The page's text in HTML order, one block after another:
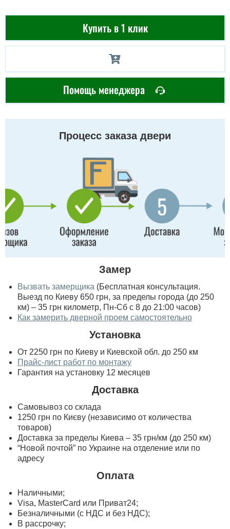
Купить в 1 клик
Помощь менеджера
Процесс заказа двери
Замер
Вызвать замерщика (Бесплатная консультация.
Выезд по Киеву 650 грн, за пределы города (до 250
км) – 35 грн километр, Пн-Сб с 8 до 21:00 часов)
Как замерить дверной проем самостоятельно
Установка
От 2250 грн по Киеву и Киевской обл. до 250 км
Прайс-лист работ по монтажу
Гарантия на установку 12 месяцев
Доставка
Самовывоз со склада
1250 грн по Києву (независимо от количества
товаров)
Доставка за пределы Киева – 35 грн/км (до 250 км)
“Новой почтой” по Украине на отделение или по
адресу
Оплата
Наличными;
Visa, MasterСard или Приват24;
Безналичными (с НДС и без НДС);
В рассрочку;